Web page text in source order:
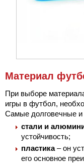
Материал
При выборе
игры в футбол,
Самые долговечные и
стали и
устойчивость;
пластика– он
его основное